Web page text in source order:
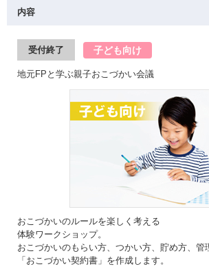
内容
受付終了 子ども向け
地元FPと学ぶ親子おこづかい会議
おこづかいのルールを楽しく考える
体験ワークショップ。
おこづかいのもらい方、つかい方、貯め方、管
「おこづかい契約書」を作成します。